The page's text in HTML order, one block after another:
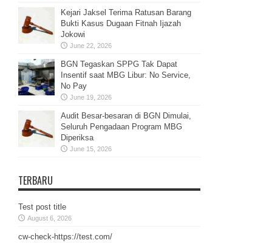
Kejari Jaksel Terima Ratusan Barang
Bukti Kasus Dugaan Fitnah Ijazah
Jokowi
June 22, 2026
BGN Tegaskan SPPG Tak Dapat
Insentif saat MBG Libur: No Service,
No Pay
June 19, 2026
Audit Besar-besaran di BGN Dimulai,
Seluruh Pengadaan Program MBG
Diperiksa
June 15, 2026
TERBARU
Test post title
August 6, 2026
cw-check-https://test.com/